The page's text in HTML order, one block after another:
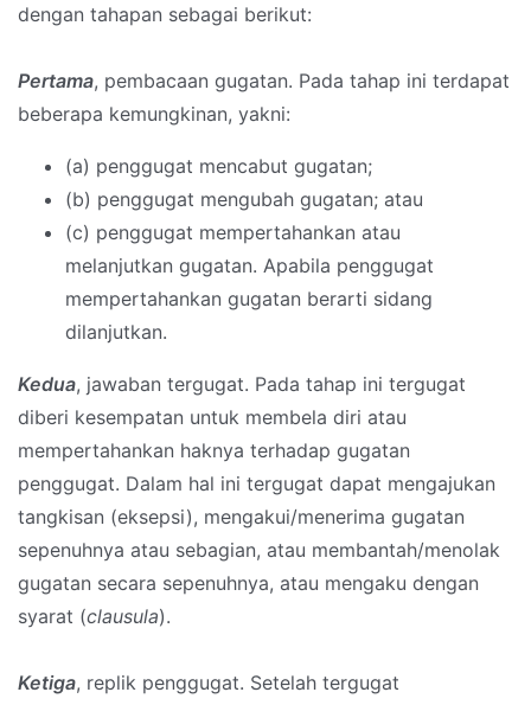
dengan tahapan sebagai berikut:
Pertama, pembacaan gugatan. Pada tahap ini terdapat
beberapa kemungkinan, yakni:
(a) penggugat mencabut gugatan;
(b) penggugat mengubah gugatan; atau
(c) penggugat mempertahankan atau
melanjutkan gugatan. Apabila penggugat
mempertahankan gugatan berarti sidang
dilanjutkan.
Kedua, jawaban tergugat. Pada tahap ini tergugat
diberi kesempatan untuk membela diri atau
mempertahankan haknya terhadap gugatan
penggugat. Dalam hal ini tergugat dapat mengajukan
tangkisan (eksepsi), mengakui/menerima gugatan
sepenuhnya atau sebagian, atau membantah/menolak
gugatan secara sepenuhnya, atau mengaku dengan
syarat (clausula).
Ketiga, replik penggugat. Setelah tergugat